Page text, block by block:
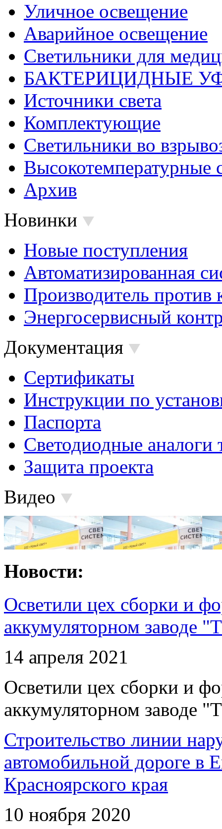
Уличное освещение
Аварийное освещение
Светильники для
БАКТЕРИЦИДНЫЕ
Источники света
Комплектующие
Светильники во
Высокотемпературные
Архив
Новинки
Новые поступления
Автоматизированная
Производитель против
Энергосервисный
Документация
Сертификаты
Инструкции по
Паспорта
Светодиодные аналоги
Защита проекта
Видео
Новости:
Осветили цех сборки и
аккумуляторном заводе
14 апреля 2021
Осветили цех сборки и
аккумуляторном заводе
Строительство линии
автомобильной дороге в
Красноярского края
10 ноября 2020